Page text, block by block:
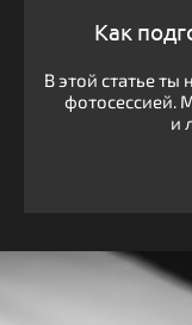
Как
В этой статье ты
фотосессией.
и